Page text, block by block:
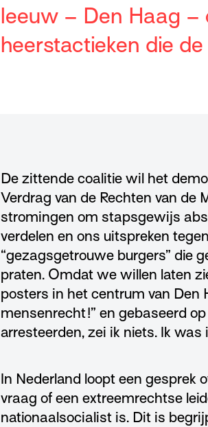
leeuw – Den Haag –
heerstactieken die
De zittende coalitie wil het
Verdrag van de Rechten van de
stromingen om stapsgewijs
verdelen en ons uitspreken
“gezagsgetrouwe burgers” die
praten. Omdat we willen laten
posters in het centrum van Den
mensenrecht!” en gebaseerd
arresteerden, zei ik niets. Ik was
In Nederland loopt een gesprek
vraag of een extreemrechtse
nationaalsocialist is. Dit is